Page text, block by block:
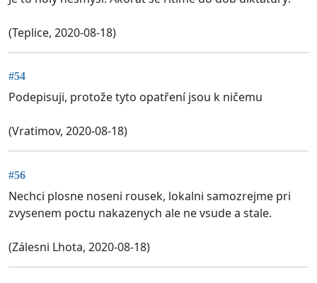
(Teplice, 2020-08-18)
#54
Podepisuji, protože tyto opatření jsou k ničemu
(Vratimov, 2020-08-18)
#56
Nechci plosne noseni rousek, lokalni samozrejme pri
zvysenem poctu nakazenych ale ne vsude a stale.
(Zálesni Lhota, 2020-08-18)